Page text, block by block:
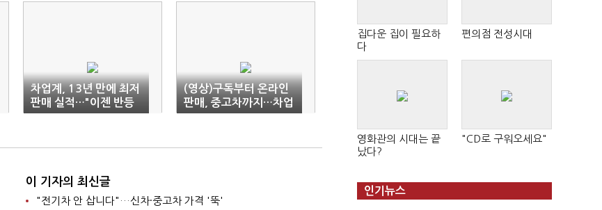
차업계, 13년 만에 최저
판매 실적…"이젠 반등
기대"
(영상)구독부터 온라인
판매, 중고차까지…차업
계 활동 영역 넓힌다
이 기자의 최신글
"전기차 안 삽니다"…신차·중고차 가격 '뚝'
집다운 집이 필요하
다
편의점 전성시대
영화관의 시대는 끝
났다?
"CD로 구워오세요"
인기뉴스